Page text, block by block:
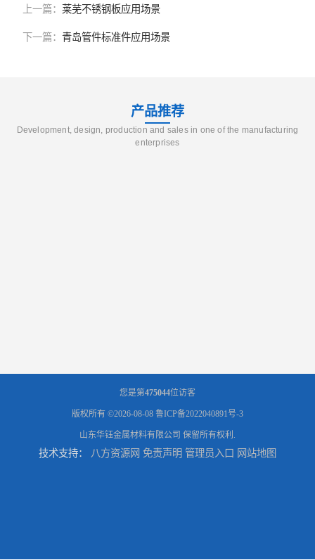
上一篇： 莱芜不锈钢板应用场景
下一篇： 青岛管件标准件应用场景
产品推荐
Development, design, production and sales in one of the manufacturing
enterprises
您是第475044位访客
版权所有 ©2026-08-08 鲁ICP备2022040891号-3
山东华钰金属材料有限公司 保留所有权利.
技术支持： 八方资源网 免责声明 管理员入口 网站地图